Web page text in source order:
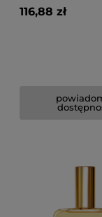
116,88 zł